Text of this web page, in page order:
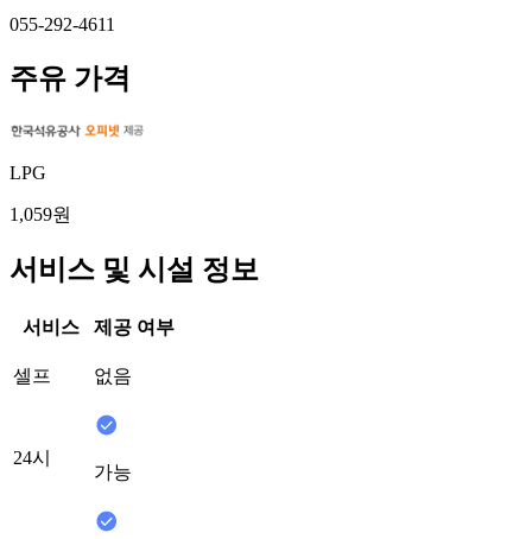
055-292-4611
주유 가격
LPG
1,059원
서비스 및 시설 정보
서비스 제공 여부
셀프 없음
24시
가능